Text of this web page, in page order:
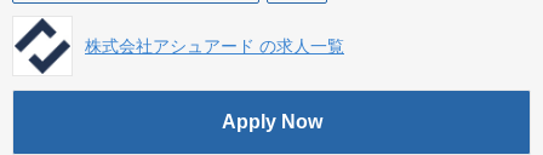
株式会社アシュアード の求人一覧
Apply Now